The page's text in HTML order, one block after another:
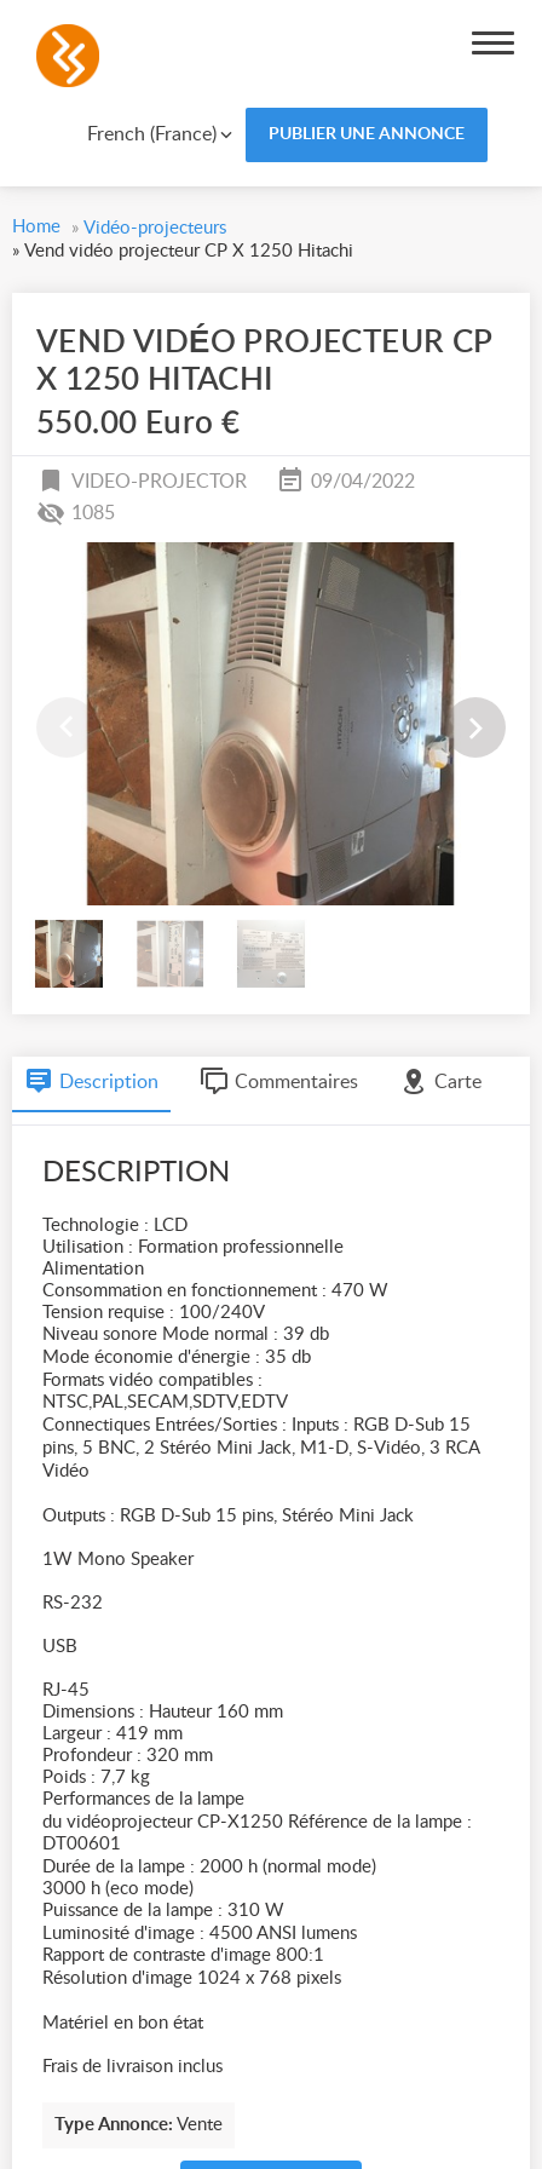
French (France) PUBLIER UNE ANNONCE
Home » Vidéo-projecteurs
» Vend vidéo projecteur CP X 1250 Hitachi
VEND VIDÉO PROJECTEUR CP
X 1250 HITACHI
550.00 Euro €
VIDEO-PROJECTOR
09/04/2022
1085
Description Commentaires Carte
DESCRIPTION
Technologie : LCD
Utilisation : Formation professionnelle
Alimentation
Consommation en fonctionnement : 470 W
Tension requise : 100/240V
Niveau sonore Mode normal : 39 db
Mode économie d'énergie : 35 db
Formats vidéo compatibles :
NTSC,PAL,SECAM,SDTV,EDTV
Connectiques Entrées/Sorties : Inputs : RGB D-Sub 15
pins, 5 BNC, 2 Stéréo Mini Jack, M1-D, S-Vidéo, 3 RCA
Vidéo
Outputs : RGB D-Sub 15 pins, Stéréo Mini Jack
1W Mono Speaker
RS-232
USB
RJ-45
Dimensions : Hauteur 160 mm
Largeur : 419 mm
Profondeur : 320 mm
Poids : 7,7 kg
Performances de la lampe
du vidéoprojecteur CP-X1250 Référence de la lampe :
DT00601
Durée de la lampe : 2000 h (normal mode)
3000 h (eco mode)
Puissance de la lampe : 310 W
Luminosité d'image : 4500 ANSI lumens
Rapport de contraste d'image 800:1
Résolution d'image 1024 x 768 pixels
Matériel en bon état
Frais de livraison inclus
Type Annonce: Vente